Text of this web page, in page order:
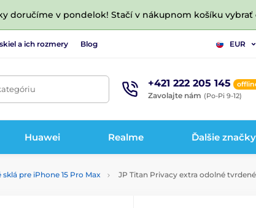
doručíme v pondelok! Stačí v nákupnom košíku
a ich rozmery Blog EUR
+421 222 205 145
Zavolajte nám (Po-Pi 9-12)
Huawei Realme Ďalšie značky
sklá pre iPhone 15 Pro Max JP Titan Privacy extra odolné